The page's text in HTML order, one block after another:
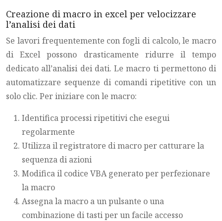
Creazione di macro in excel per velocizzare
l’analisi dei dati
Se lavori frequentemente con fogli di calcolo, le macro
di Excel possono drasticamente ridurre il tempo
dedicato all’analisi dei dati. Le macro ti permettono di
automatizzare sequenze di comandi ripetitive con un
solo clic. Per iniziare con le macro:
Identifica processi ripetitivi che esegui
regolarmente
Utilizza il registratore di macro per catturare la
sequenza di azioni
Modifica il codice VBA generato per perfezionare
la macro
Assegna la macro a un pulsante o una
combinazione di tasti per un facile accesso